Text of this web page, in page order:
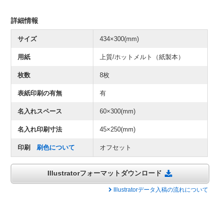
詳細情報
サイズ 434×300(mm)
用紙 上質/ホットメルト（紙製本）
枚数 8枚
表紙印刷の有無 有
名入れスペース 60×300(mm)
名入れ印刷寸法 45×250(mm)
印刷 刷色について オフセット
Illustratorフォーマットダウンロード
Illustratorデータ入稿の流れについて